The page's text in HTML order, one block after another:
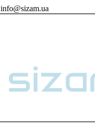
info@sizam.ua